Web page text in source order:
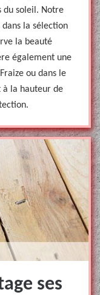
du soleil. Notre
dans la sélection
la beauté
également une
ou dans le
à la hauteur de
ses